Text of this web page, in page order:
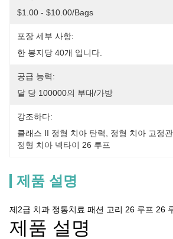
$1.00 - $10.00/bags
포장 세부 사항:
한 봉지당 40개 입니다.
공급 능력:
달 당 100000의 부대/가방
강조하다:
클래스 II 정형 치아 탄력
정형 치아 고정
정형 치아 넥타이 26 루프
제품 설명
제2급 치과 정통치료 패션 고리 26 루프 26
제품 설명